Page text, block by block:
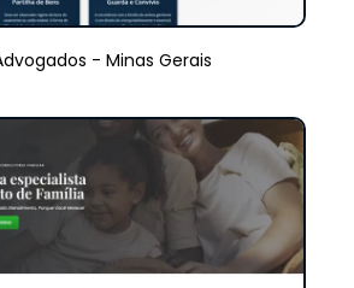
- Minas Gerais